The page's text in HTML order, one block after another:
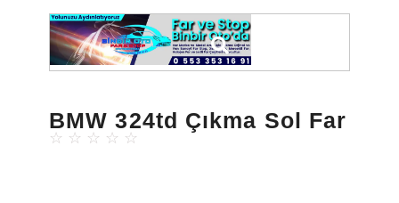
BMW 324td Çıkma Sol Far
☆ ☆ ☆ ☆ ☆